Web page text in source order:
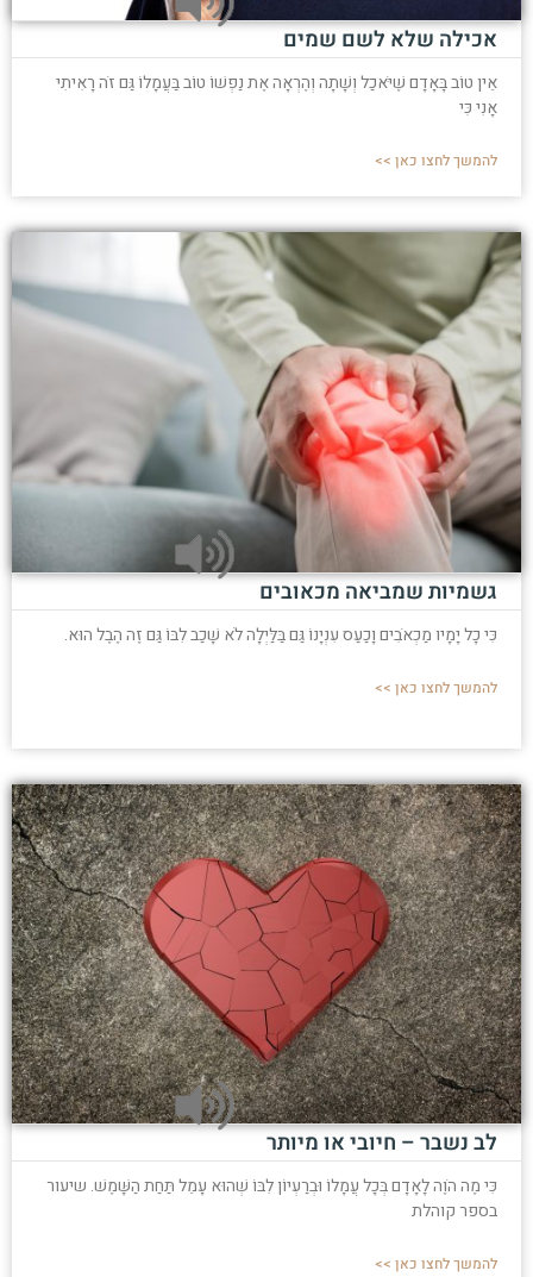
אכילה שלא לשם שמים
אֵין טוֹב בָּאָדָם שֶׁיֹּאכַל וְשָׁתָה וְהֶרְאָה אֶת נַפְשׁוֹ טוֹב בַּעֲמָלוֹ גַּם זֹה רָאִיתִי
אָנִי כִּי
להמשך לחצו כאן >>
גשמיות שמביאה מכאובים
כִּי כָל יָמָיו מַכְאֹבִים וָכַעַס עִנְיָנוֹ גַּם בַּלַּיְלָה לֹא שָׁכַב לִבּוֹ גַּם זֶה הֶבֶל הוּא.
להמשך לחצו כאן >>
לב נשבר – חיובי או מיותר
כִּי מֶה הֹוֶה לָאָדָם בְּכָל עֲמָלוֹ וּבְרַעְיוֹן לִבּוֹ שְׁהוּא עָמֵל תַּחַת הַשָּׁמֶשׁ. שיעור
בספר קוהלת
להמשך לחצו כאן >>